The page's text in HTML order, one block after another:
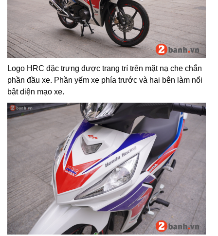
Logo HRC đặc trưng được trang trí trên mặt nạ che chắn
phần đầu xe. Phần yếm xe phía trước và hai bên làm nổi
bật diện mạo xe.